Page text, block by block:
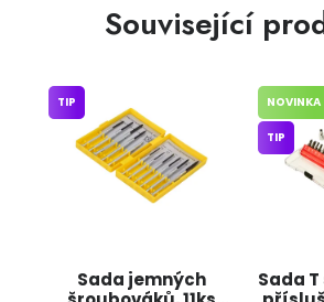
Související
Sada jemných
TIP
Sada
NOVINKA
TIP